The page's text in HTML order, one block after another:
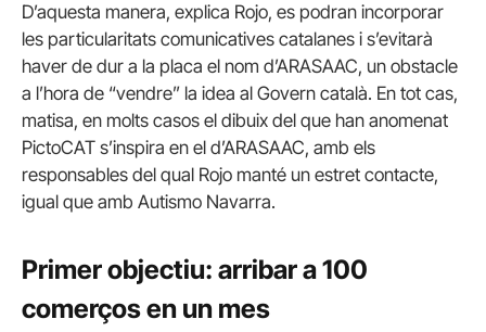
D’aquesta manera, explica Rojo, es podran incorporar
les particularitats comunicatives catalanes i s’evitarà
haver de dur a la placa el nom d’ARASAAC, un obstacle
a l’hora de “vendre” la idea al Govern català. En tot cas,
matisa, en molts casos el dibuix del que han anomenat
PictoCAT s’inspira en el d’ARASAAC, amb els
responsables del qual Rojo manté un estret contacte,
igual que amb Autismo Navarra.
Primer objectiu: arribar a 100
comerços en un mes